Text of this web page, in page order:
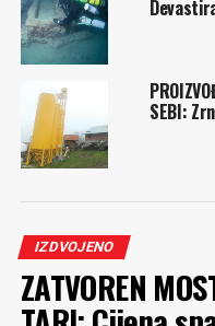
SEBI:
IZDVOJENO
ZATVOREN